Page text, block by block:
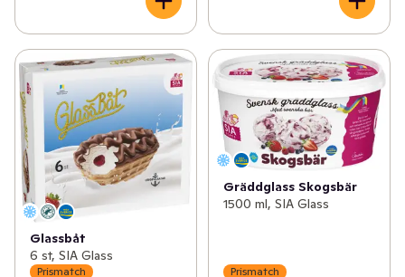
Glassbåt
6 st, SIA Glass
Prismatch
Gräddglass Skogsbär
1500 ml, SIA Glass
Prismatch